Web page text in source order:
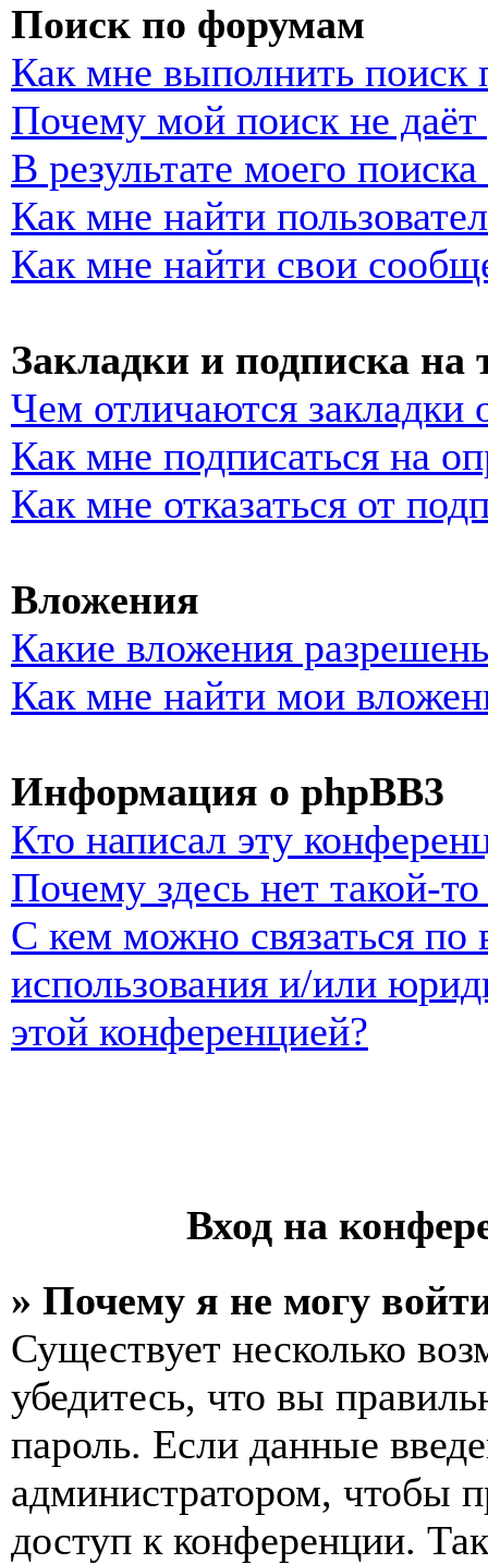
Поиск по форумам
Как мне выполнить
Почему мой поиск не даёт
В результате моего
Как мне найти
Как мне найти свои
Закладки и подписка на
Чем отличаются закладки
Как мне подписаться на
Как мне отказаться от
Вложения
Какие вложения
Как мне найти мои
Информация о phpBB3
Кто написал эту
Почему здесь нет такой-
С кем можно связаться по
использования и/или
этой конференцией?
Вход на
» Почему я не могу
Существует несколько
убедитесь, что вы
пароль. Если данные
администратором, чтобы
доступ к конференции.